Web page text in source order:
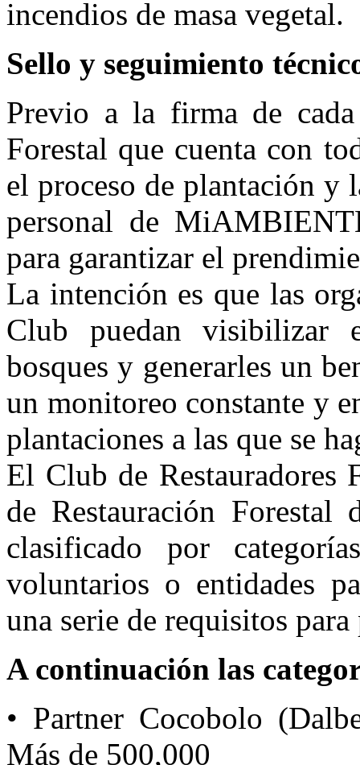
incendios de masa vegetal.
Sello y seguimiento
Previo a la firma de
Forestal que cuenta con
el proceso de plantación y
personal de
para garantizar el
La intención es que las
Club puedan visibilizar
bosques y generarles un
un monitoreo constante y
plantaciones a las que se
El Club de Restauradores
de Restauración
clasificado por
voluntarios o entidades
una serie de requisitos
A continuación las
• Partner Cocobolo
Más de 500,000